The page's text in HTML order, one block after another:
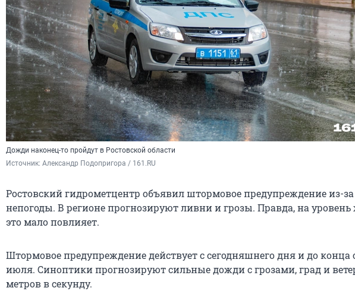
Дожди наконец-то пройдут в Ростовской области
Источник: Александр Подопригора / 161.RU
Ростовский гидрометцентр объявил штормовое предупреждение из-за
непогоды. В регионе прогнозируют ливни и грозы. Правда, на
это мало повлияет.
Штормовое предупреждение действует с сегодняшнего дня и до конца
июля. Синоптики прогнозируют сильные дожди с грозами, град и
метров в секунду.